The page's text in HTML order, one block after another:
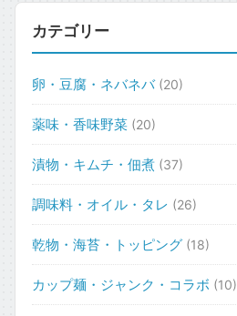
カテゴリー
卵・豆腐・ネバネバ (20)
薬味・香味野菜 (20)
漬物・キムチ・佃煮 (37)
調味料・オイル・タレ (26)
乾物・海苔・トッピング (18)
カップ麺・ジャンク・コラボ (10)